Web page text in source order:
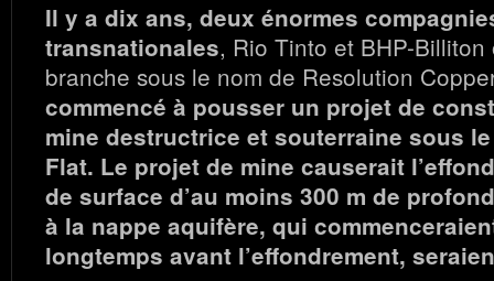
Il y a dix ans, deux énormes
transnationales, Rio Tinto et BHP-
branche sous le nom de Resolution
commencé à pousser un projet de
mine destructrice et souterraine sous le
Flat. Le projet de mine causerait
de surface d’au moins 300 m de
à la nappe aquifère, qui
longtemps avant l’effondrement,